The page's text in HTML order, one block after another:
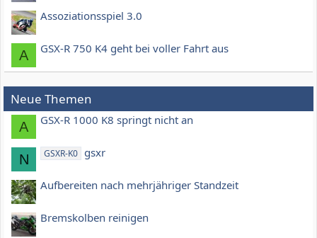
Assoziationsspiel 3.0
A GSX-R 750 K4 geht bei voller Fahrt aus
Neue Themen
A GSX-R 1000 K8 springt nicht an
N GSXR-K0 gsxr
Aufbereiten nach mehrjähriger Standzeit
Bremskolben reinigen